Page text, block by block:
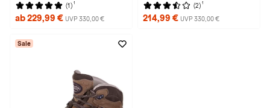
(1) 1
ab 229,99 € UVP 330,00 €
(2) 1
214,99 € UVP 330,00 €
Sale